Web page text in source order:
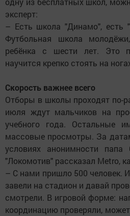
эксперт:
– Есть школа "Динамо",
Футбольная школа
ребёнка с шести лет. Это
научится крепко стоять на
Скорость важнее всего
Отборы в школы проходят по-
июля ждут мальчиков на
учебного года. Остальные
массовые просмотры. За
условиях анонимности папа
"Локомотив" рассказал Metro,
– С нами пришло 500 человек.
завели на стадион и давай
смотрели. В игровой форме:
координацию проверяли,